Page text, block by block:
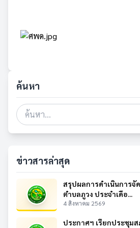
ค้นหา
ข่าวสารล่าสุด
สรุปผลการดำเนินการจั
ตำบลภูวง ประจำเดือ...
4 สิงหาคม 2569
ประกาศฯ เรียกประชุม